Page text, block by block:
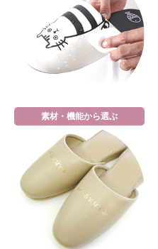
素材・機能から選ぶ